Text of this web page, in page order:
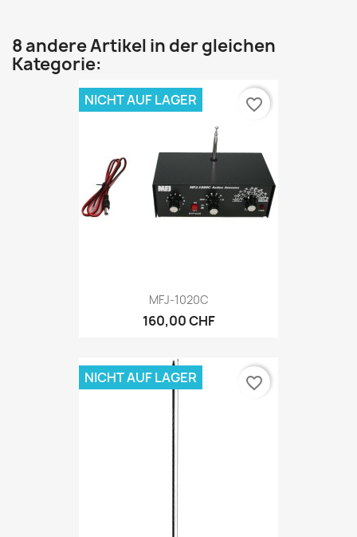
8 andere Artikel in der gleichen
Kategorie:
MFJ-1020C
160,00 CHF
NICHT AUF LAGER favorite_border
NICHT AUF LAGER favorite_border